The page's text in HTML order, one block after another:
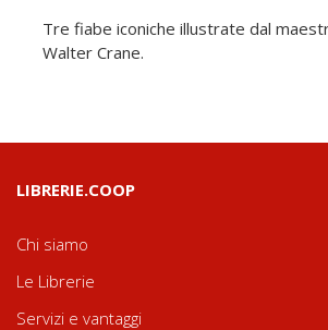
Tre fiabe iconiche illustrate dal
Walter Crane.
LIBRERIE.COOP
Chi siamo
Le Librerie
Servizi e vantaggi